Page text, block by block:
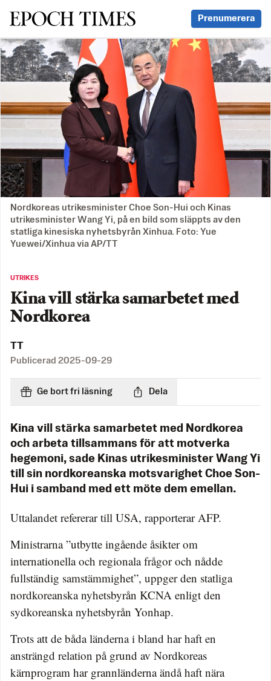
Svenska Epoch Times Prenumerera
Nordkoreas utrikesminister Choe Son-Hui och Kinas
utrikesminister Wang Yi, på en bild som släppts av den
statliga kinesiska nyhetsbyrån Xinhua. Foto: Yue
Yuewei/Xinhua via AP/TT
UTRIKES
Kina vill stärka samarbetet med
Nordkorea
TT
Publicerad 2025-09-29
Ge bort fri läsning Dela
Kina vill stärka samarbetet med Nordkorea
och arbeta tillsammans för att motverka
hegemoni, sade Kinas utrikesminister Wang Yi
till sin nordkoreanska motsvarighet Choe Son-
Hui i samband med ett möte dem emellan.
Uttalandet refererar till USA, rapporterar AFP.
Ministrarna ”utbytte ingående åsikter om
internationella och regionala frågor och nådde
fullständig samstämmighet”, uppger den statliga
nordkoreanska nyhetsbyrån KCNA enligt den
sydkoreanska nyhetsbyrån Yonhap.
Trots att de båda länderna i bland har haft en
ansträngd relation på grund av Nordkoreas
kärnprogram har grannländerna ändå haft nära